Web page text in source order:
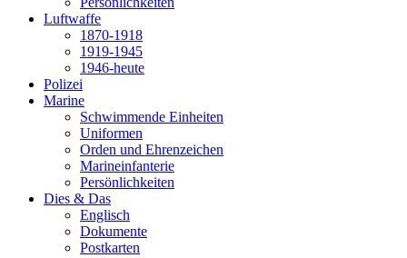
Luftwaffe
1870-1918
1919-1945
1946-heute
Polizei
Marine
Schwimmende Einheiten
Uniformen
Orden und Ehrenzeichen
Marineinfanterie
Persönlichkeiten
Dies & Das
Englisch
Dokumente
Postkarten